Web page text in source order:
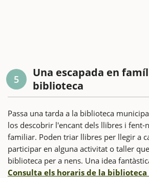
5
Una escapada en
biblioteca
Passa una tarda a la biblioteca
los descobrir l'encant dels llibres i fent-
familiar. Poden triar llibres per llegir a
participar en alguna activitat o taller
biblioteca per a nens. Una idea
Consulta els horaris de la biblioteca